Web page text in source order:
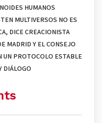
HUMANOS
MULTIVERSOS NO ES
DICE CREACIONISTA
MADRID Y EL CONSEJO
UN PROTOCOLO ESTABLE
DIÁLOGO